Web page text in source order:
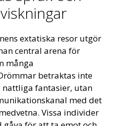
extatiska resor utgör
central arena för
många
betraktas inte
fantasier, utan
med det
Vissa individer